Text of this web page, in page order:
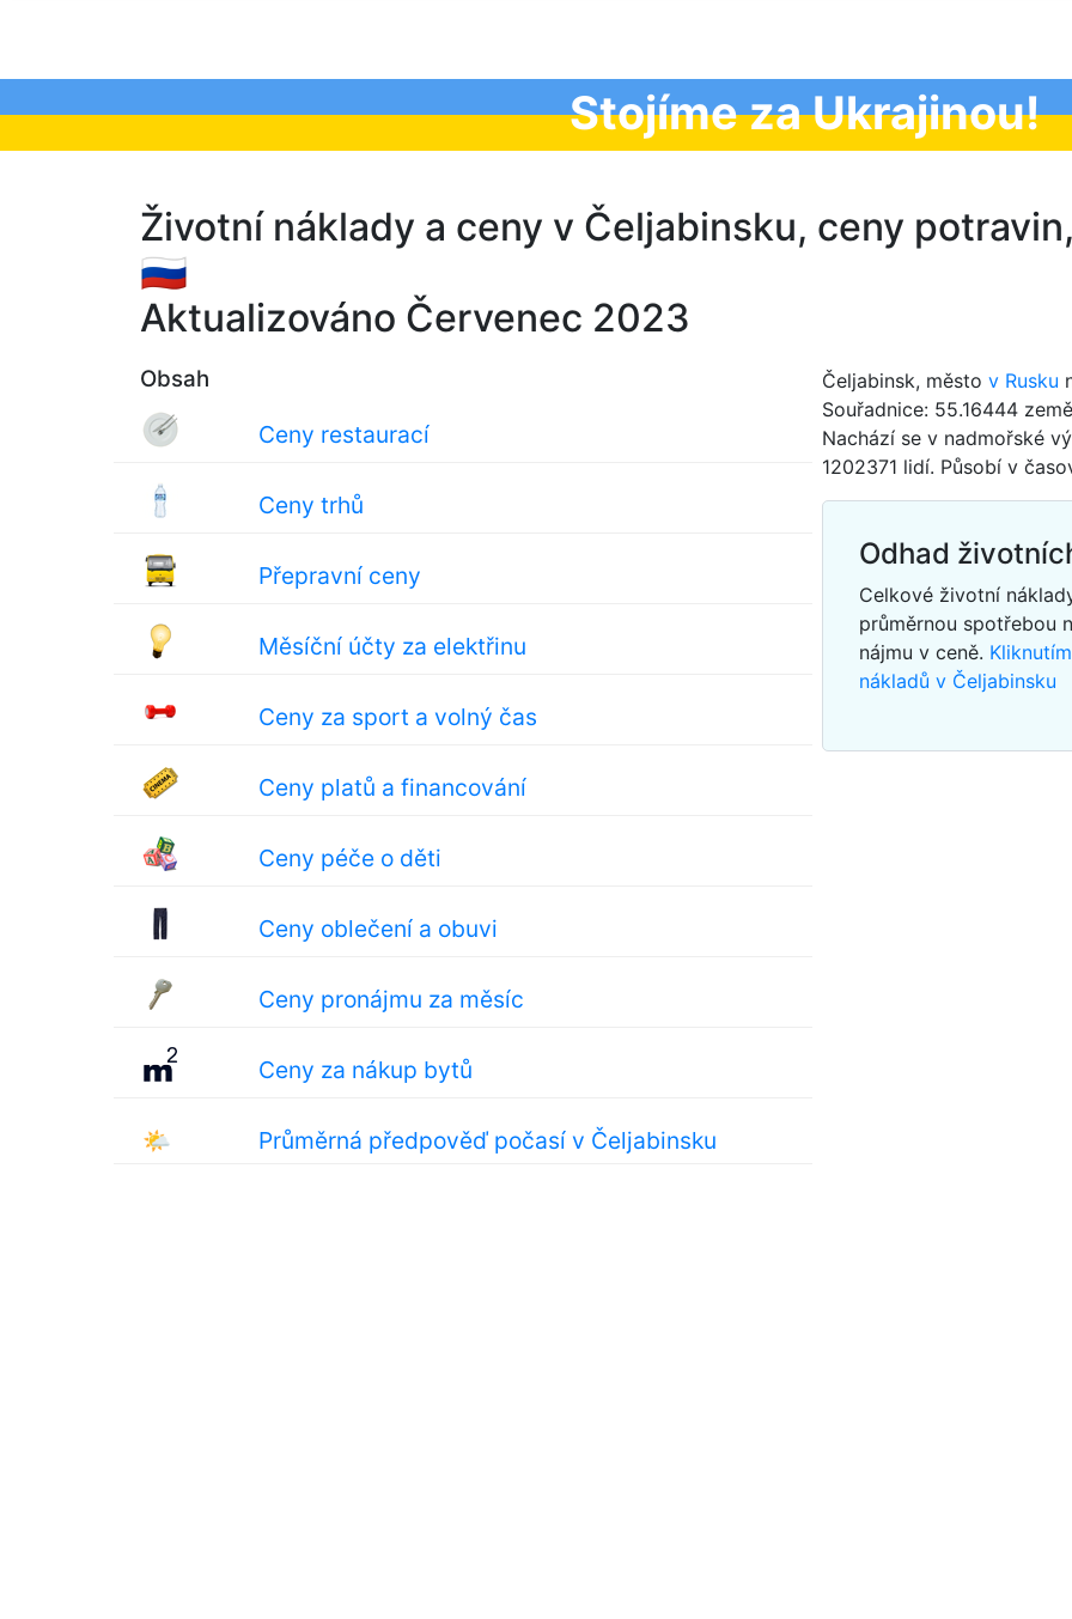
Stojíme za Ukrajinou!
Životní náklady a ceny v Čeljabinsku, ceny
🇷🇺
Aktualizováno Červenec 2023
Obsah
Ceny restaurací
Ceny trhů
Přepravní ceny
Měsíční účty za elektřinu
Ceny za sport a volný čas
Ceny platů a financování
Ceny péče o děti
Ceny oblečení a obuvi
Ceny pronájmu za měsíc
Ceny za nákup bytů
🌤 Průměrná předpověď počasí v Čeljabinsku
Čeljabinsk, město v Rusku
Souřadnice: 55.16444
Nachází se v nadmořské
1202371 lidí. Působí v
Odhad
Celkové životní
průměrnou spotřebou
nájmu v ceně.
nákladů v Čeljabinsku